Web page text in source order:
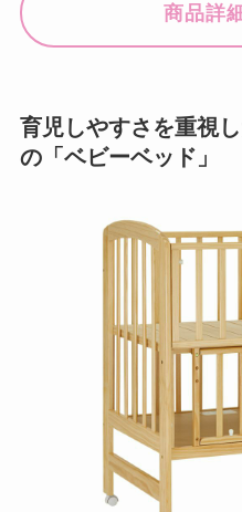
商品詳
育児しやすさを重視
の「ベビーベッド」